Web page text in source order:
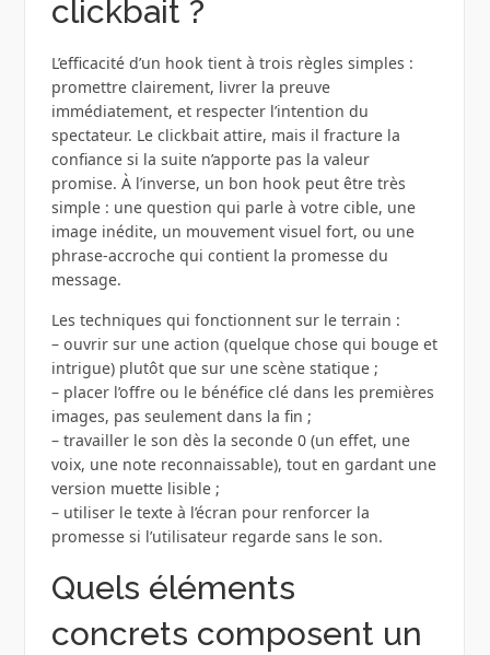
clickbait ?
L’efficacité d’un hook tient à trois règles simples :
promettre clairement, livrer la preuve
immédiatement, et respecter l’intention du
spectateur. Le clickbait attire, mais il fracture la
confiance si la suite n’apporte pas la valeur
promise. À l’inverse, un bon hook peut être très
simple : une question qui parle à votre cible, une
image inédite, un mouvement visuel fort, ou une
phrase-accroche qui contient la promesse du
message.
Les techniques qui fonctionnent sur le terrain :
– ouvrir sur une action (quelque chose qui bouge et
intrigue) plutôt que sur une scène statique ;
– placer l’offre ou le bénéfice clé dans les premières
images, pas seulement dans la fin ;
– travailler le son dès la seconde 0 (un effet, une
voix, une note reconnaissable), tout en gardant une
version muette lisible ;
– utiliser le texte à l’écran pour renforcer la
promesse si l’utilisateur regarde sans le son.
Quels éléments
concrets composent un